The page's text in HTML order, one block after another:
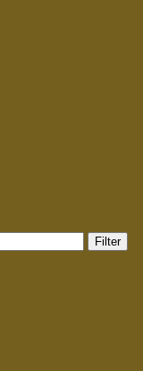
Filter